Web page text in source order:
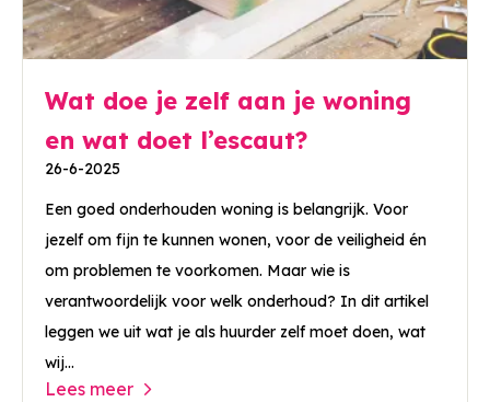
Wat doe je zelf aan je woning
en wat doet l’escaut?
26-6-2025
Een goed onderhouden woning is belangrijk. Voor
jezelf om fijn te kunnen wonen, voor de veiligheid én
om problemen te voorkomen. Maar wie is
verantwoordelijk voor welk onderhoud? In dit artikel
leggen we uit wat je als huurder zelf moet doen, wat
wij...
Lees meer